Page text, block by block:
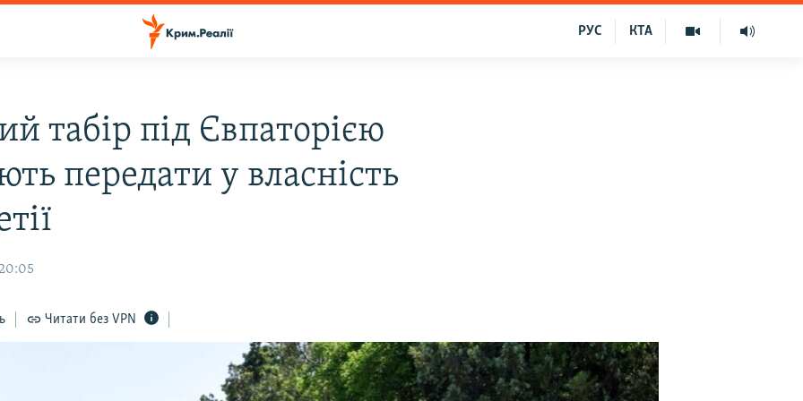
КТА
РУС
табір під Євпаторією
передати у власність
Читати без VPN